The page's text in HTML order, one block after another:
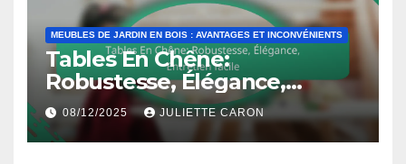
MEUBLES DE JARDIN EN BOIS : AVANTAGES ET INCONVÉNIENTS
Tables En Chêne:
Robustesse, Élégance,
Entretien facile
08/12/2025 JULIETTE CARON